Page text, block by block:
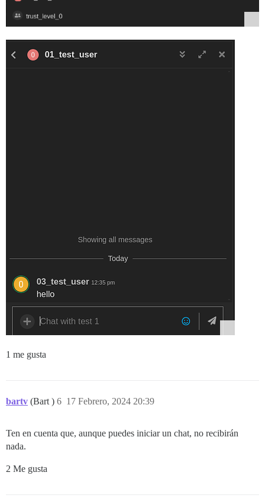
1 me gusta
bartv (Bart ) 17 Febrero, 2024 20:39
6
Ten en cuenta que, aunque puedes iniciar un chat, no recibirán
nada.
2 Me gusta